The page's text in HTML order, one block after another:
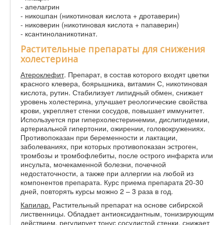
- апелагрин
- никошпан (никотиновая кислота + дротаверин)
- никоверин (никотиновая кислота + папаверин)
- ксантиноланикотинат.
Растительные препараты для снижения
холестерина
Атероклефит. Препарат, в состав которого входят цветки
красного клевера, боярышника, витамин С, никотиновая
кислота, рутин. Стабилизует липидный обмен, снижает
уровень холестерина, улучшает реологические свойства
крови, укрепляет стенки сосудов, повышает иммунитет.
Используется при гиперхолестеринемии, дислипидемии,
артериальной гипертонии, ожирении, головокружениях.
Противопоказан при беременности и лактации,
заболеваниях, при которых противопоказан эстроген,
тромбозы и тромбофлебиты, после острого инфаркта или
инсульта, мочекаменной болезни, почечной
недостаточности, а также при аллергии на любой из
компонентов препарата. Курс приема препарата 20-30
дней, повторять курсы можно 2 – 3 раза в год.
Капилар. Растительный препарат на основе сибирской
лиственницы. Обладает антиоксидантным, тонизирующим
действием, регулирует тонус сосудистой стенки, снижает